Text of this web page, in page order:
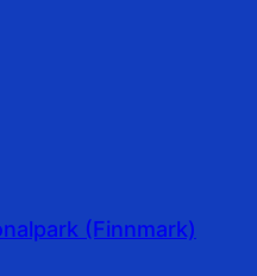
(Finnmark)